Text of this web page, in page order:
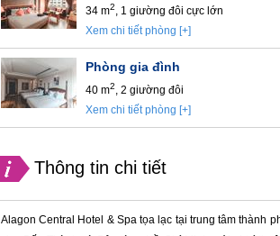
34 m2, 1 giường đôi cực lớn
Xem chi tiết phòng [+]
Phòng gia đình
40 m2, 2 giường đôi
Xem chi tiết phòng [+]
Thông tin chi tiết
Alagon Central Hotel & Spa tọa lạc tại trung tâm thành